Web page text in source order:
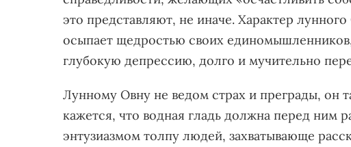
это представляют, не иначе. Характер
осыпает щедростью своих единомышленников,
глубокую депрессию, долго и мучительно
Лунному Овну не ведом страх и преграды, он
кажется, что водная гладь должна перед ним
энтузиазмом толпу людей, захватывающе